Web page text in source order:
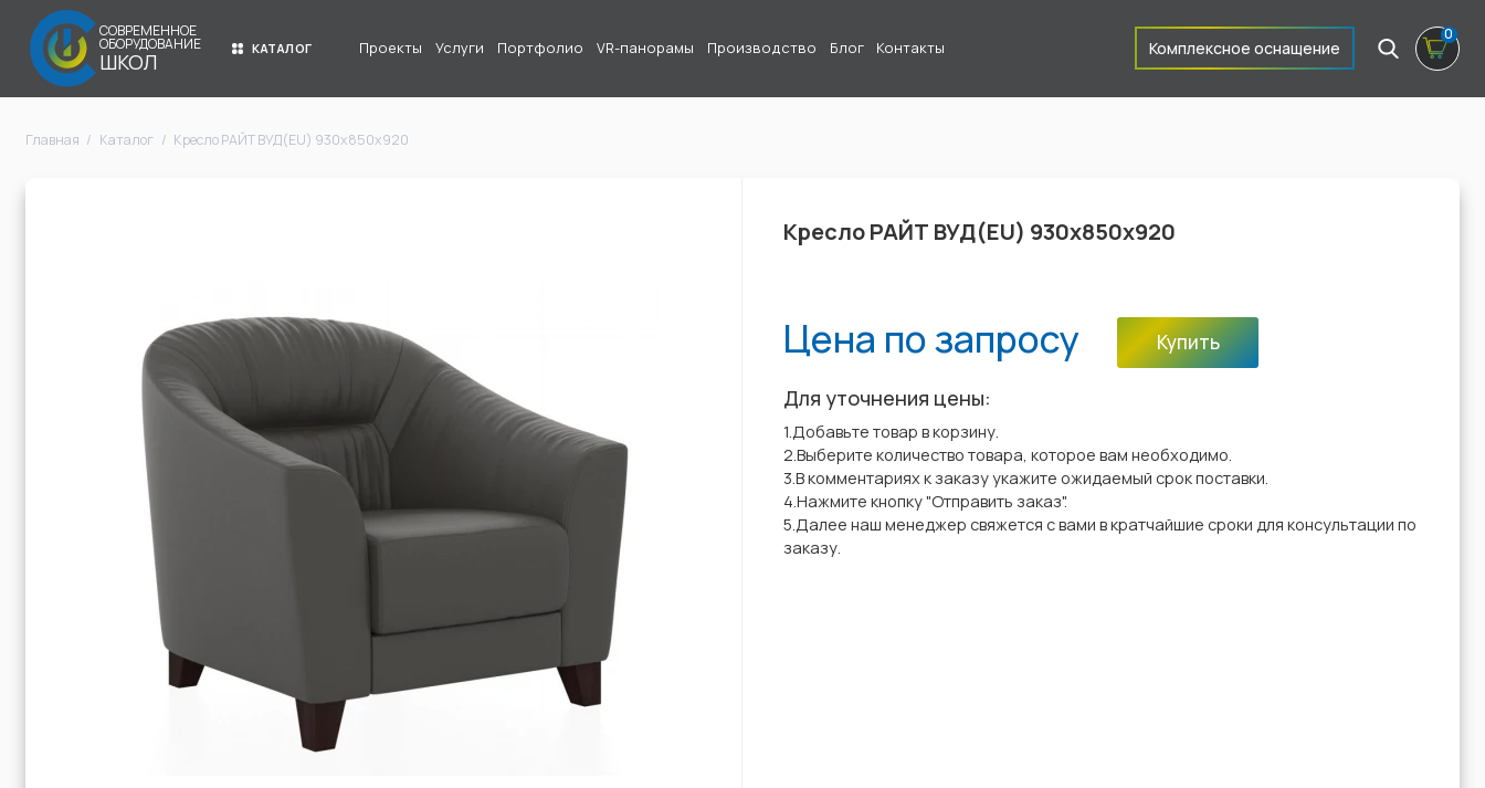
СОВРЕМЕННОЕ
ОБОРУДОВАНИЕ
ШКОЛ КАТАЛОГ Проекты Услуги Портфолио VR-панорамы Производство Блог Контакты Комплексное оснащение
0
Главная Каталог Кресло РАЙТ ВУД(EU) 930х850х920
Кресло РАЙТ ВУД(EU) 930х850х920
Цена по запросу Купить
Для уточнения цены:
1.Добавьте товар в корзину.
2.Выберите количество товара, которое вам необходимо.
3.В комментариях к заказу укажите ожидаемый срок поставки.
4.Нажмите кнопку "Отправить заказ".
5.Далее наш менеджер свяжется с вами в кратчайшие сроки для консультации по
заказу.